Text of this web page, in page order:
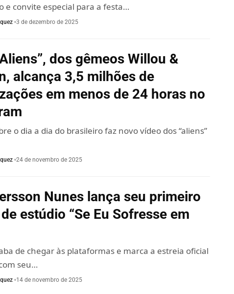
e convite especial para a festa…
3 de dezembro de 2025
dos gêmeos Willou &
alcança 3,5 milhões de
em menos de 24 horas no
o dia a dia do brasileiro faz novo vídeo dos “aliens”
24 de novembro de 2025
Nunes lança seu primeiro
estúdio “Se Eu Sofresse em
de chegar às plataformas e marca a estreia oficial
seu…
14 de novembro de 2025